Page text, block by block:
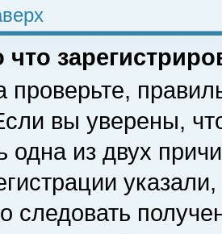
что
проверьте,
вы уверены,
одна из двух
следовать